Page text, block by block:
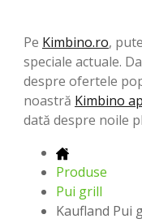
Pe Kimbino.ro,
speciale actuale.
despre ofertele
noastră Kimbino
dată despre noile
Produse
Pui grill
Kaufland Pui